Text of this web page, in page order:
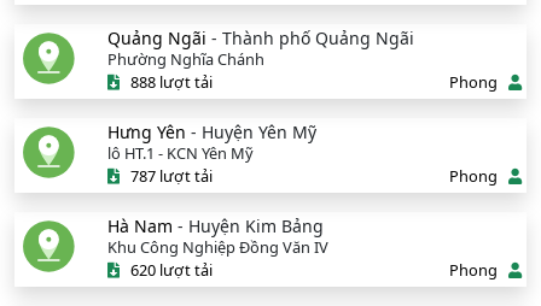
Quảng Ngãi - Thành phố Quảng Ngãi
Phường Nghĩa Chánh
888 lượt tải
Phong
Hưng Yên - Huyện Yên Mỹ
lô HT.1 - KCN Yên Mỹ
787 lượt tải
Phong
Hà Nam - Huyện Kim Bảng
Khu Công Nghiệp Đồng Văn IV
620 lượt tải
Phong